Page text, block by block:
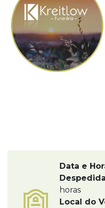
Data e
Despedida
horas
Local do